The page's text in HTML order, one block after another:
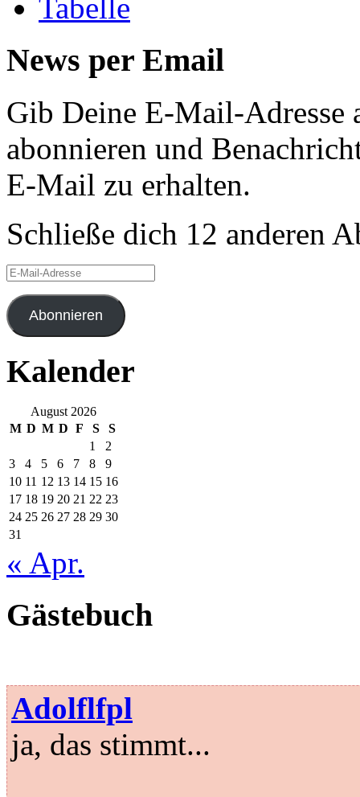
Tabelle
News per Email
Gib Deine E-Mail-Adresse
abonnieren und
E-Mail zu erhalten.
Schließe dich 12 anderen
E-
Mail-
Adresse
Abonnieren
Kalender
August 2026
M D M D F S
S
1
2
3
4 5 6 7 8
9
10 11 12 13 14 15 16
17 18 19 20 21 22 23
24 25 26 27 28 29 30
31
« Apr.
Gästebuch
Adolflfpl
ja, das stimmt...